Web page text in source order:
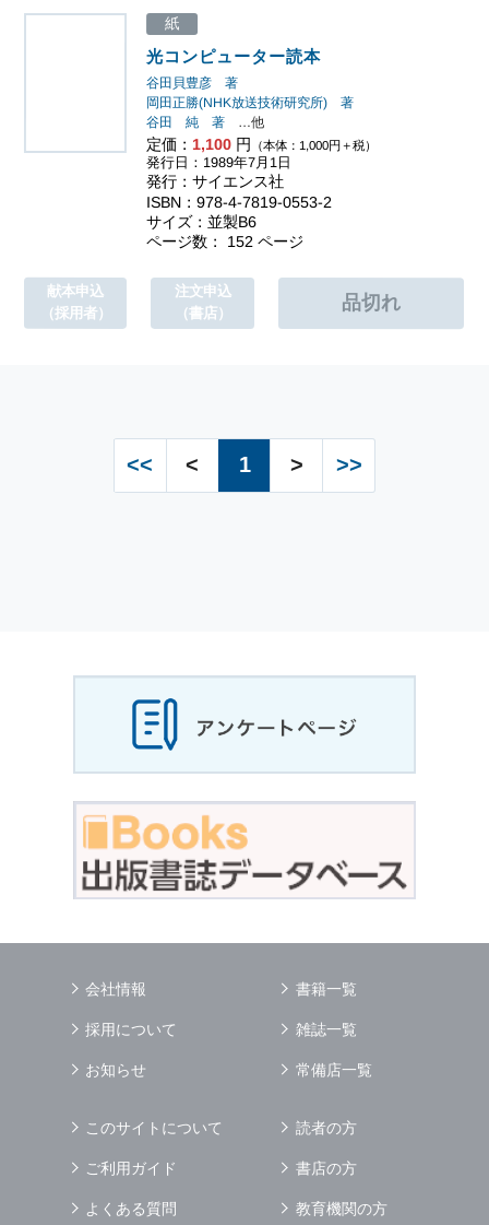
光コンピューター読本
谷田貝豊彦 著
岡田正勝(NHK放送技術研究所) 著
谷田 純 著 …他
定価： 1,100 円 （本体：1,000円＋税）
紙
発行日：1989年7月1日
発行：サイエンス社
ISBN：978-4-7819-0553-2
サイズ：並製B6
ページ数： 152 ページ
献本申込
（採用者）
注文申込
（書店）
<< < 1 > >>
会社情報
採用について
お知らせ
書籍一覧
雑誌一覧
常備店一覧
このサイトについて
ご利用ガイド
よくある質問
読者の方
書店の方
教育機関の方